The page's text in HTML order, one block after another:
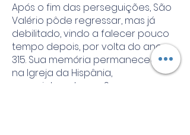
Após o fim das perseguições, São
Valério pôde regressar, mas já
debilitado, vindo a falecer pouco
tempo depois, por volta do ano
315. Sua memória permaneceu viva
na Igreja da Hispânia,
especialmente em Saragoça,